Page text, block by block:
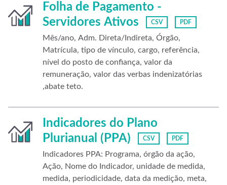
Folha de Pagamento -
Servidores Ativos
CSV PDF
Mês/ano, Adm. Direta/Indireta, Órgão,
Matrícula, tipo de vínculo, cargo, referência,
nível do posto de confiança, valor da
remuneração, valor das verbas indenizatórias
,abate teto.
Indicadores do Plano
Plurianual (PPA)
CSV PDF
Indicadores PPA: Programa, órgão da ação,
Ação, Nome do Indicador, unidade de medida,
medida, periodicidade, data da medição, meta,